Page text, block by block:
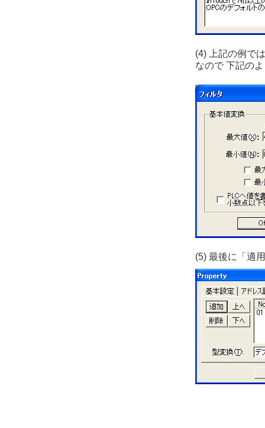
(4) 上記の例で
なので 下記の
(5) 最後に「適